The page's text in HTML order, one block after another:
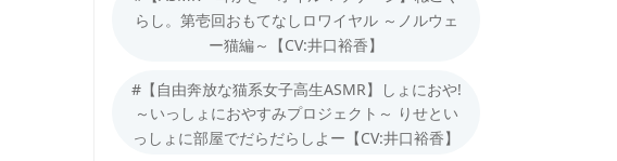
らし。第壱回おもてなしロワイヤル ～ノルウェ
ー猫編～【CV:井口裕香】
#【自由奔放な猫系女子高生ASMR】しょにおや!
～いっしょにおやすみプロジェクト～ りせとい
っしょに部屋でだらだらしよー【CV:井口裕香】